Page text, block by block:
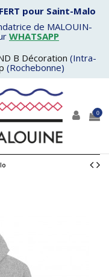
pour Saint-Malo
de MALOUIN-
WHATSAPP
B Décoration (Intra-
(Rochebonne)
0